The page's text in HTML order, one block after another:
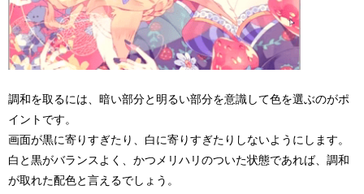
調和を取るには、暗い部分と明るい部分を意識して色を選ぶのがポ
イントです。
画面が黒に寄りすぎたり、白に寄りすぎたりしないようにします。
白と黒がバランスよく、かつメリハリのついた状態であれば、調和
が取れた配色と言えるでしょう。